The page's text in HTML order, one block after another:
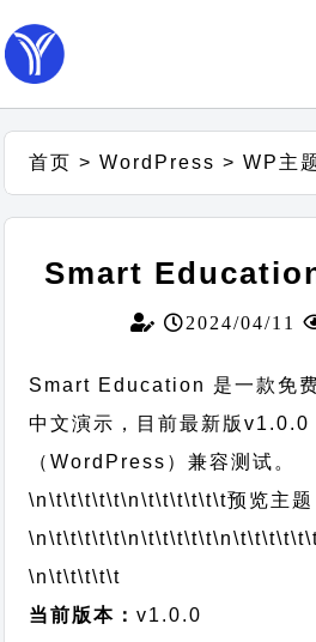
首页 >WordPress >WP主
Smart
2024/04/11
Smart Education 是一款免
中文演示，目前最新版v1.0.0
（WordPress）兼容测试。
\n\t\t\t\t\t\n\t\t\t\t\t\t预览主题
\n\t\t\t\t\t\n\t\t\t\t\t
\n\t\t\t\t\t
当前版本：v1.0.0